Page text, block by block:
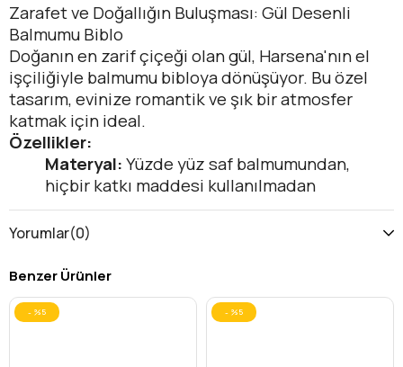
Zarafet ve Doğallığın Buluşması: Gül Desenli
Balmumu Biblo
Doğanın en zarif çiçeği olan gül, Harsena'nın el
işçiliğiyle balmumu bibloya dönüşüyor. Bu özel
tasarım, evinize romantik ve şık bir atmosfer
katmak için ideal.
Özellikler:
Materyal:Yüzde yüz saf balmumundan,
hiçbir katkı maddesi kullanılmadan
üretilmiştir.
Tasarım:
gerçekçi duruşuyla göz doldurur.
Kullanım Alanı:İçerisinde ip
bulunmadığından dekoratif bir obje olarak
Yorumlar(0)
Benzer Ürünler
%5 %5